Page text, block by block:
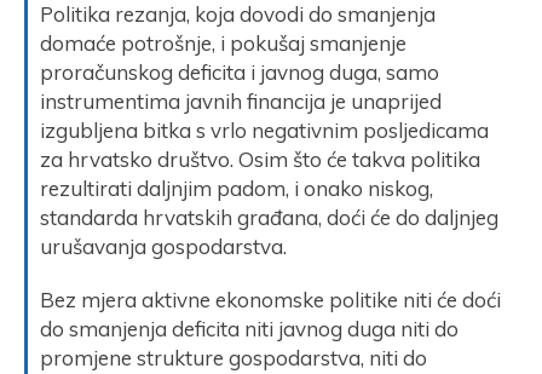
Politika rezanja, koja dovodi do smanjenja
domaće potrošnje, i pokušaj smanjenje
proračunskog deficita i javnog duga, samo
instrumentima javnih financija je unaprijed
izgubljena bitka s vrlo negativnim posljedicama
za hrvatsko društvo. Osim što će takva politika
rezultirati daljnjim padom, i onako niskog,
standarda hrvatskih građana, doći će do daljnjeg
urušavanja gospodarstva.
Bez mjera aktivne ekonomske politike niti će doći
do smanjenja deficita niti javnog duga niti do
promjene strukture gospodarstva, niti do